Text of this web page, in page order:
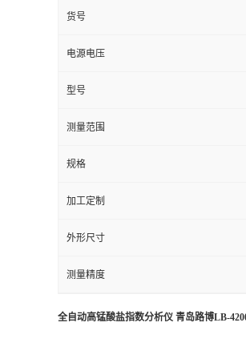
货号
电源电压
型号
测量范围
规格
加工定制
外形尺寸
测量精度
全自动高锰酸盐指数分析仪 青岛路博LB-